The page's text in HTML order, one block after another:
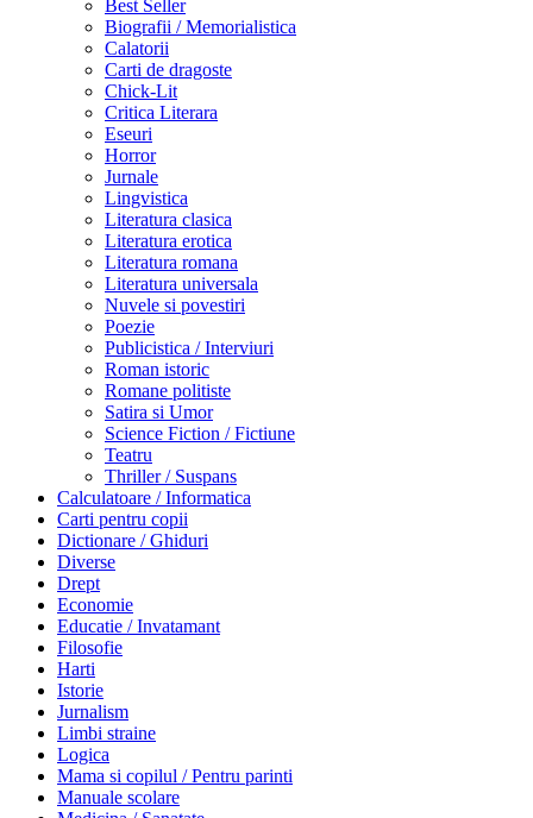
Best Seller
Biografii / Memorialistica
Calatorii
Carti de dragoste
Chick-Lit
Critica Literara
Eseuri
Horror
Jurnale
Lingvistica
Literatura clasica
Literatura erotica
Literatura romana
Literatura universala
Nuvele si povestiri
Poezie
Publicistica / Interviuri
Roman istoric
Romane politiste
Satira si Umor
Science Fiction / Fictiune
Teatru
Thriller / Suspans
Calculatoare / Informatica
Carti pentru copii
Dictionare / Ghiduri
Diverse
Drept
Economie
Educatie / Invatamant
Filosofie
Harti
Istorie
Jurnalism
Limbi straine
Logica
Mama si copilul / Pentru parinti
Manuale scolare